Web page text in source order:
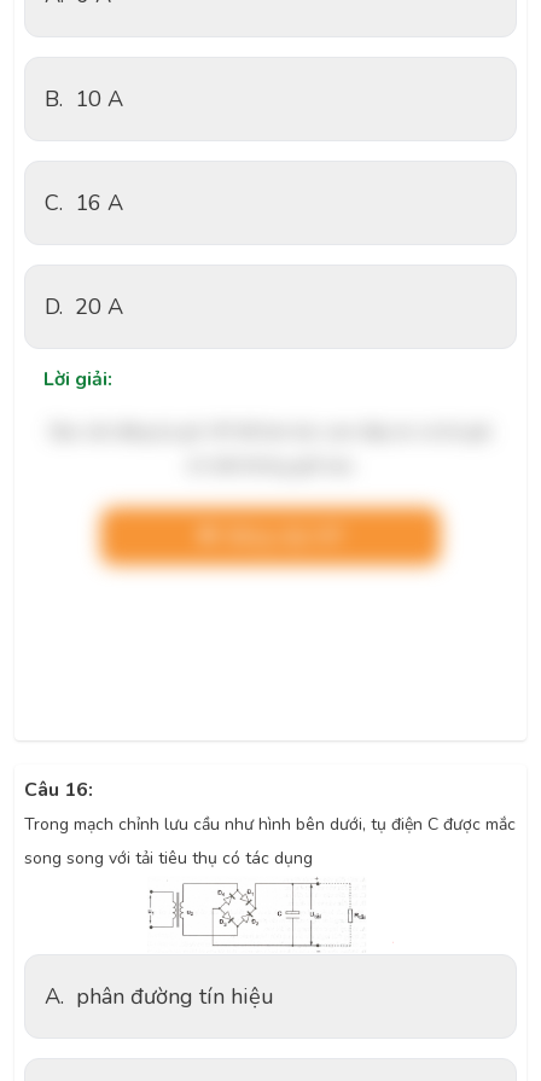
B. 10 A
C. 16 A
D. 20 A
Lời giải:
Câu 16:
Trong mạch chỉnh lưu cầu như hình bên dưới, tụ điện C được mắc
song song với tải tiêu thụ có tác dụng
A. phân đường tín hiệu